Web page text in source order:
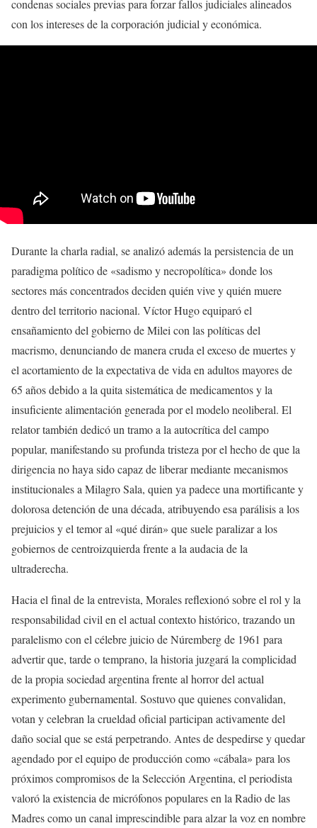
condenas sociales previas para forzar fallos judiciales alineados
con los intereses de la corporación judicial y económica.
Durante la charla radial, se analizó además la persistencia de un
paradigma político de «sadismo y necropolítica» donde los
sectores más concentrados deciden quién vive y quién muere
dentro del territorio nacional. Víctor Hugo equiparó el
ensañamiento del gobierno de Milei con las políticas del
macrismo, denunciando de manera cruda el exceso de muertes y
el acortamiento de la expectativa de vida en adultos mayores de
65 años debido a la quita sistemática de medicamentos y la
insuficiente alimentación generada por el modelo neoliberal. El
relator también dedicó un tramo a la autocrítica del campo
popular, manifestando su profunda tristeza por el hecho de que la
dirigencia no haya sido capaz de liberar mediante mecanismos
institucionales a Milagro Sala, quien ya padece una mortificante y
dolorosa detención de una década, atribuyendo esa parálisis a los
prejuicios y el temor al «qué dirán» que suele paralizar a los
gobiernos de centroizquierda frente a la audacia de la
ultraderecha.
Hacia el final de la entrevista, Morales reflexionó sobre el rol y la
responsabilidad civil en el actual contexto histórico, trazando un
paralelismo con el célebre juicio de Núremberg de 1961 para
advertir que, tarde o temprano, la historia juzgará la complicidad
de la propia sociedad argentina frente al horror del actual
experimento gubernamental. Sostuvo que quienes convalidan,
votan y celebran la crueldad oficial participan activamente del
daño social que se está perpetrando. Antes de despedirse y quedar
agendado por el equipo de producción como «cábala» para los
próximos compromisos de la Selección Argentina, el periodista
valoró la existencia de micrófonos populares en la Radio de las
Madres como un canal imprescindible para alzar la voz en nombre